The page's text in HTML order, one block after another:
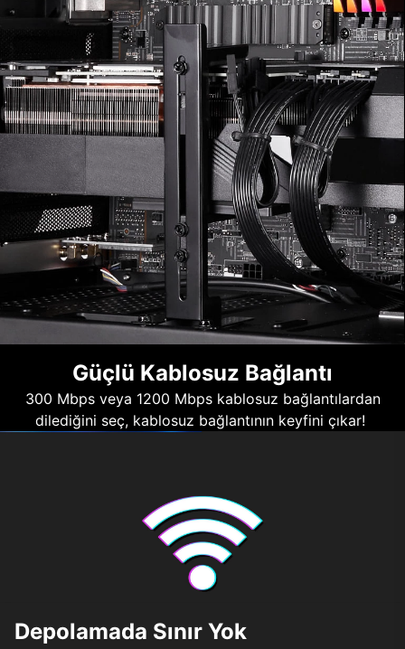
Güçlü Kablosuz Bağlantı
300 Mbps veya 1200 Mbps kablosuz bağlantılardan
dilediğini seç, kablosuz bağlantının keyfini çıkar!
Depolamada Sınır Yok